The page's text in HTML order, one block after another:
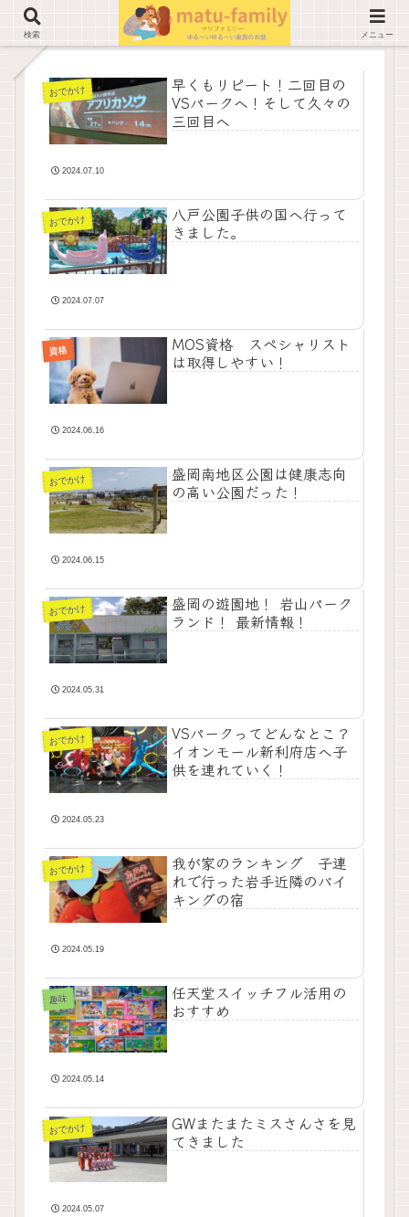
おでかけ
早くもリピート！二回目の
VSパークへ！そして久々の
三回目へ
2024.07.10
おでかけ
八戸公園子供の国へ行って
きました。
2024.07.07
資格
MOS資格 スペシャリスト
は取得しやすい！
2024.06.16
おでかけ
盛岡南地区公園は健康志向
の高い公園だった！
2024.06.15
おでかけ
盛岡の遊園地！ 岩山パーク
ランド！ 最新情報！
2024.05.31
おでかけ
VSパークってどんなとこ？
イオンモール新利府店へ子
供を連れていく！
2024.05.23
おでかけ
我が家のランキング 子連
れで行った岩手近隣のバイ
キングの宿
2024.05.19
趣味
任天堂スイッチフル活用の
おすすめ
2024.05.14
おでかけ
GWまたまたミスさんさを見
てきました
2024.05.07
検索 メニュー